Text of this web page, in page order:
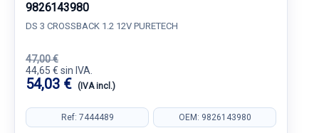
9826143980
DS 3 CROSSBACK 1.2 12V PURETECH
47,00 €
44,65 € sin IVA.
54,03 € (IVA incl.)
Ref: 7444489 OEM: 9826143980